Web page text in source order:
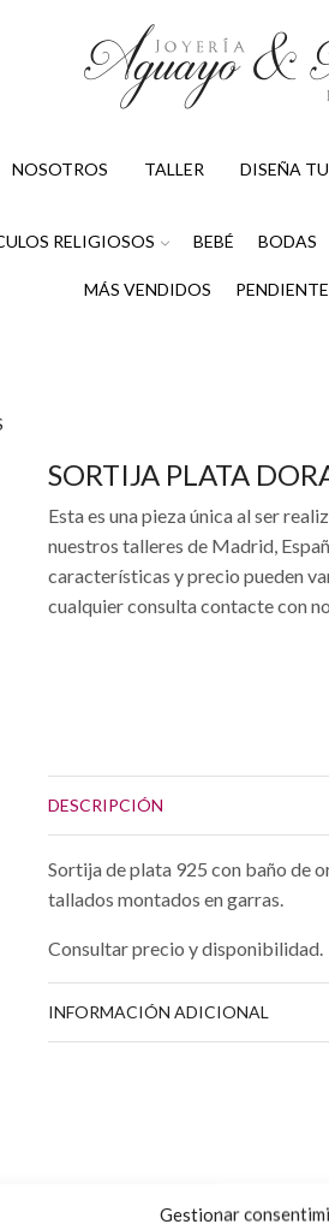
Gestionar
NOSOTROS TALLER DISEÑA
RELIGIOSOS BEBÉ BODAS
MÁS VENDIDOS
SORTIJA PLATA
Esta es una pieza única al ser
nuestros talleres de Madrid,
características y precio pueden
cualquier consulta contacte con
DESCRIPCIÓN
Sortija de plata 925 con baño de
tallados montados en garras.
Consultar precio y disponibilidad.
INFORMACIÓN ADICIONAL